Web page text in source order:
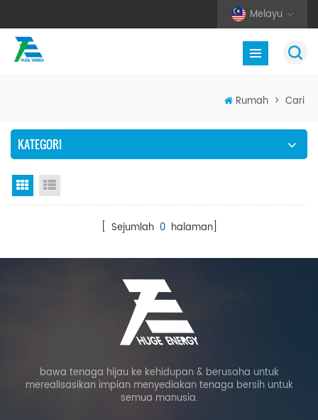
Melayu
Rumah > Cari
KATEGORI
Paparan grid
[ Sejumlah 0halaman]
bawa tenaga hijau ke kehidupan & berusaha untuk
merealisasikan impian menyediakan tenaga bersih untuk
semua manusia.